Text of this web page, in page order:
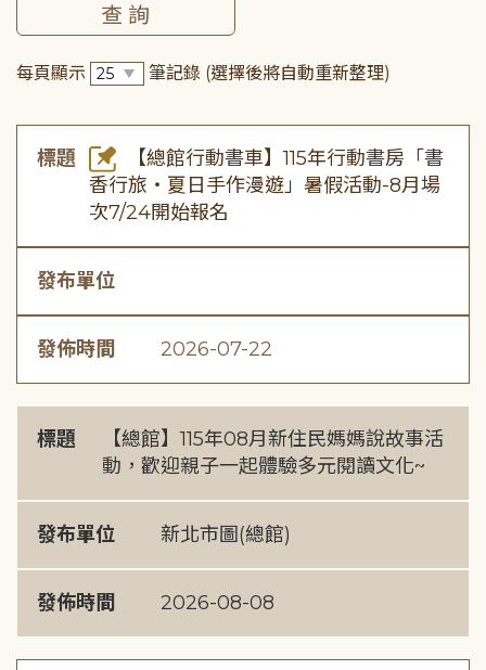
每頁顯示 筆記錄 (選擇後將自動重新整理)
標題
【總館行動書車】115年行動書房「書
香行旅・夏日手作漫遊」暑假活動-8月場
次7/24開始報名
發布單位
發佈時間 2026-07-22
標題
【總館】115年08月新住民媽媽說故事活
動，歡迎親子一起體驗多元閱讀文化~
發布單位 新北市圖(總館)
發佈時間 2026-08-08